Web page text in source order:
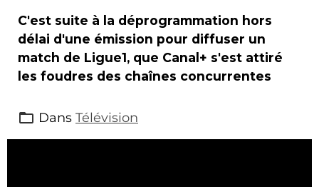
C'est suite à la déprogrammation hors
délai d'une émission pour diffuser un
match de Ligue1, que Canal+ s'est attiré
les foudres des chaînes concurrentes
Dans Télévision